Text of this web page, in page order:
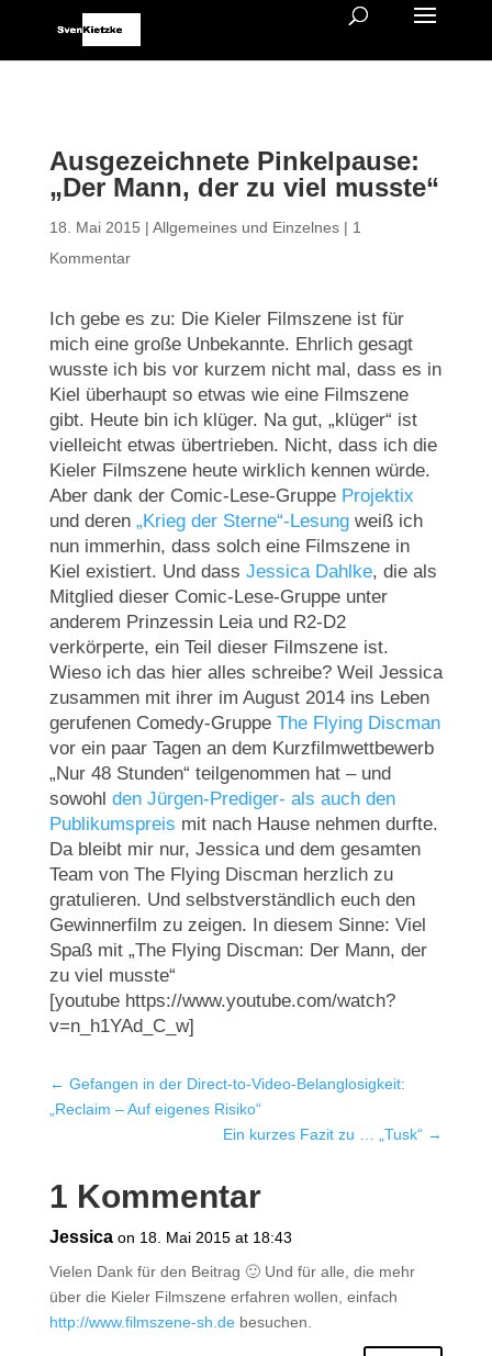
Ausgezeichnete Pinkelpause:
„Der Mann, der zu viel musste“
18. Mai 2015 | Allgemeines und Einzelnes| 1
Kommentar
Ich gebe es zu: Die Kieler Filmszene ist für
mich eine große Unbekannte. Ehrlich gesagt
wusste ich bis vor kurzem nicht mal, dass es in
Kiel überhaupt so etwas wie eine Filmszene
gibt. Heute bin ich klüger. Na gut, „klüger“ ist
vielleicht etwas übertrieben. Nicht, dass ich die
Kieler Filmszene heute wirklich kennen würde.
Aber dank der Comic-Lese-Gruppe Projektix
und deren „Krieg der Sterne“-Lesungweiß ich
nun immerhin, dass solch eine Filmszene in
Kiel existiert. Und dass Jessica Dahlke, die als
Mitglied dieser Comic-Lese-Gruppe unter
anderem Prinzessin Leia und R2-D2
verkörperte, ein Teil dieser Filmszene ist.
Wieso ich das hier alles schreibe? Weil Jessica
zusammen mit ihrer im August 2014 ins Leben
gerufenen Comedy-Gruppe The Flying Discman
vor ein paar Tagen an dem Kurzfilmwettbewerb
„Nur 48 Stunden“ teilgenommen hat – und
sowohl den Jürgen-Prediger- als auch den
Publikumspreis mit nach Hause nehmen durfte.
Da bleibt mir nur, Jessica und dem gesamten
Team von The Flying Discman herzlich zu
gratulieren. Und selbstverständlich euch den
Gewinnerfilm zu zeigen. In diesem Sinne: Viel
Spaß mit „The Flying Discman: Der Mann, der
zu viel musste“
[youtube https://www.youtube.com/watch?
v=n_h1YAd_C_w]
← Gefangen in der Direct-to-Video-Belanglosigkeit:
„Reclaim – Auf eigenes Risiko“
Ein kurzes Fazit zu … „Tusk“ →
1 Kommentar
Jessica on 18. Mai 2015 at 18:43
Vielen Dank für den Beitrag 🙂 Und für alle, die mehr
über die Kieler Filmszene erfahren wollen, einfach
http://www.filmszene-sh.debesuchen.